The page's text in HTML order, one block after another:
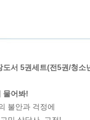
도서 5권세트(전5권/청소
물어봐!
불안과 걱정에